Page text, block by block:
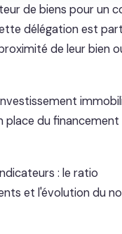
de biens pour un
délégation est
de leur bien
place du
: le ratio
et l'évolution du